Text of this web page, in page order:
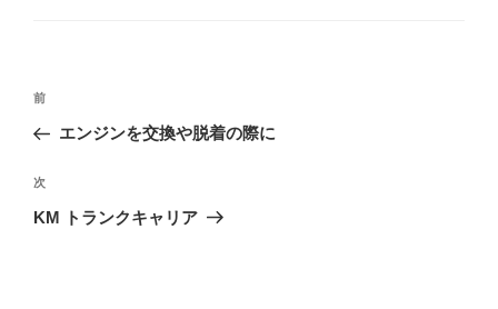
投
ナ
ビ
ゲ
前
の
稿
前
エンジンを交換や脱着の際に
次
の
次
KM トランクキャリア